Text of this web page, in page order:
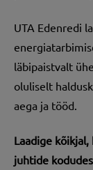
UTA Edenredi
läbipaistvalt
oluliselt
aega ja tööd.
Laadige
juhtide kodudes